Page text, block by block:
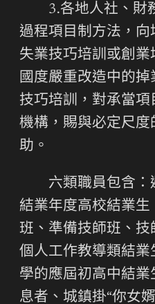
3.各地人社、財
過程項目制方法，
失業技巧培訓或創
國度嚴重改造中的
技巧培訓，對承當項
機構，賜與必定尺度
助。
六類職員包含：
結業年度高校結業
班、準備技師班、
個人工作教導類結
學的應屆初高中結
息者、城鎮掛“你女